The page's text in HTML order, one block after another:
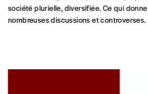
société plurielle, diversifiée. Ce qui
nombreuses discussions et controverses.